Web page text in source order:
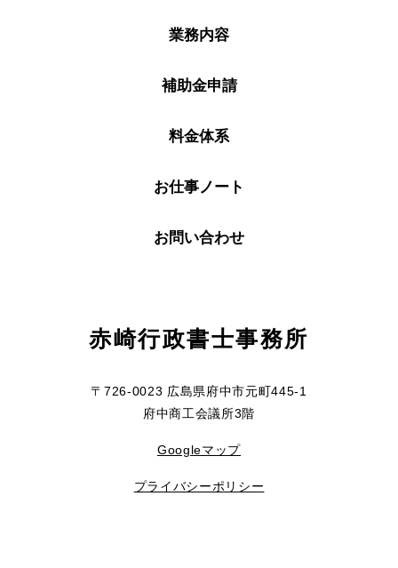
業務内容
補助金申請
料金体系
お仕事ノート
お問い合わせ
赤崎行政書士事務所
〒726-0023 広島県府中市元町445-1
府中商工会議所3階
Googleマップ
プライバシーポリシー